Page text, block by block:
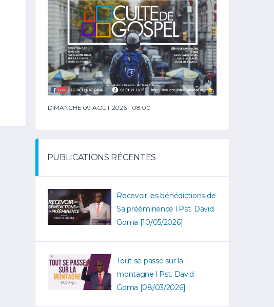
DIMANCHE 09 AOÛT 2026 - 08:00
PUBLICATIONS RÉCENTES
Recevoir les bénédictions de
Sa prééminence l Pst. David
Goma [10/05/2026]
Tout se passe sur la
montagne l Pst. David
Goma [08/03/2026]